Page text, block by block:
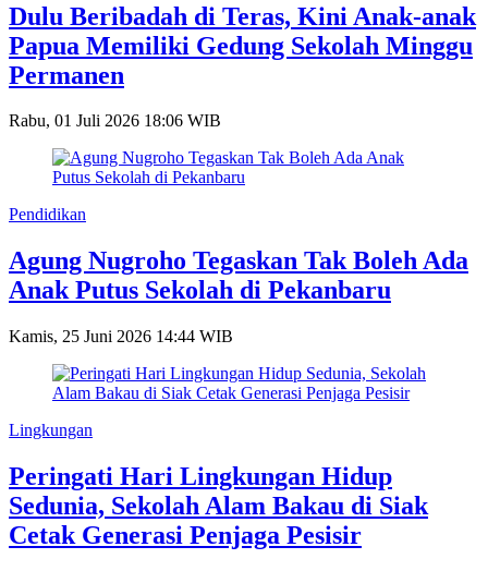
Dulu Beribadah di Teras, Kini Anak-anak
Papua Memiliki Gedung Sekolah Minggu
Permanen
Rabu, 01 Juli 2026 18:06 WIB
Pendidikan
Agung Nugroho Tegaskan Tak Boleh Ada
Anak Putus Sekolah di Pekanbaru
Kamis, 25 Juni 2026 14:44 WIB
Lingkungan
Peringati Hari Lingkungan Hidup
Sedunia, Sekolah Alam Bakau di Siak
Cetak Generasi Penjaga Pesisir